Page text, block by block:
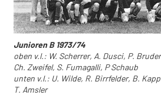
Junioren B 1973/74
oben v.l.: W. Scherrer, A. Dusci, P.
Ch. Zweifel, S. Fumagalli, P Schaub
unten v.l.: U. Wilde, R. Birrfelder, B.
T. Amsler